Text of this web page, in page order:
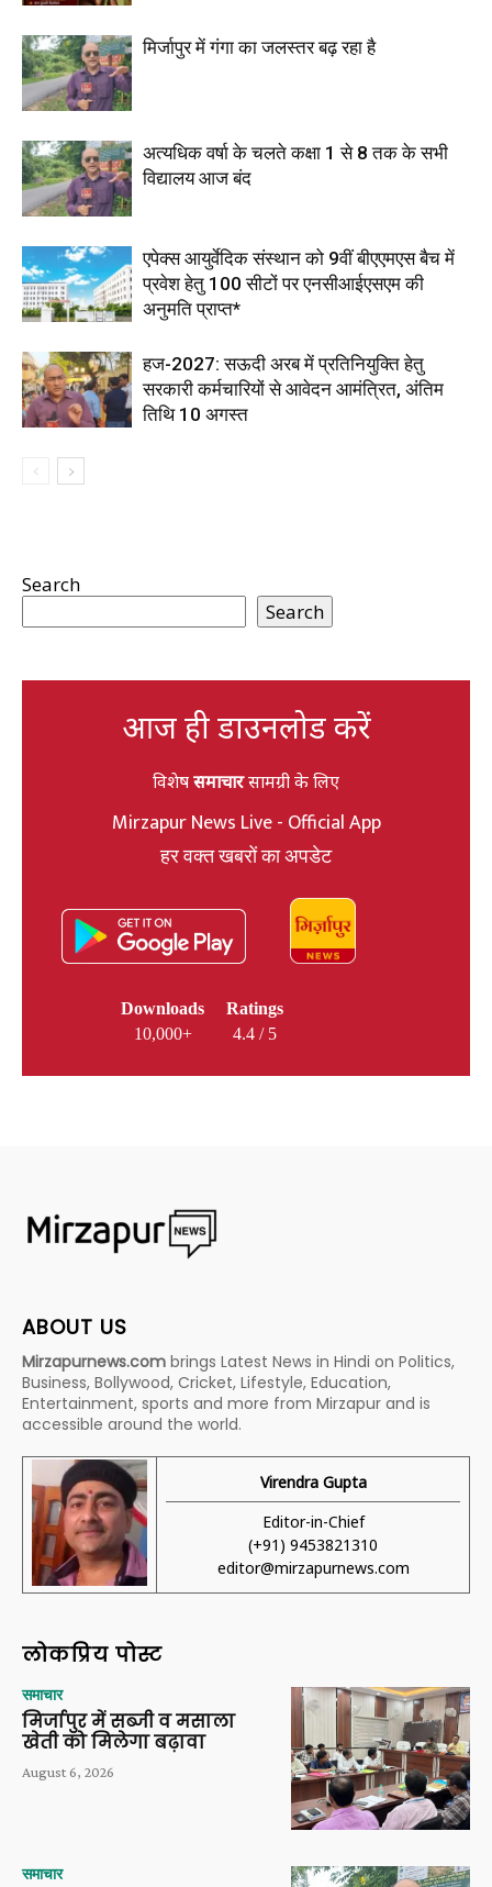
मिर्जापुर में गंगा का जलस्तर बढ़ रहा है
अत्यधिक वर्षा के चलते कक्षा 1 से 8 तक के सभी
विद्यालय आज बंद
एपेक्स आयुर्वेदिक संस्थान को 9वीं बीएएमएस बैच में
प्रवेश हेतु 100 सीटों पर एनसीआईएसएम की
अनुमति प्राप्त*
हज-2027: सऊदी अरब में प्रतिनियुक्ति हेतु
सरकारी कर्मचारियों से आवेदन आमंत्रित, अंतिम
तिथि 10 अगस्त
Search
Search
आज ही डाउनलोड करें
विशेषसमाचारसामग्री के लिए
Mirzapur News Live - Official App
हर वक्त खबरों का अपडेट
Downloads
10,000+
Ratings
4.4 / 5
ABOUT US
Mirzapurnews.com brings Latest News in Hindi on Politics,
Business, Bollywood, Cricket, Lifestyle, Education,
Entertainment, sports and more from Mirzapur and is
accessible around the world.
Virendra Gupta
Editor-in-Chief
(+91) 9453821310
editor@mirzapurnews.com
लोकप्रिय पोस्ट
समाचार
मिर्जापुर में सब्जी व मसाला
खेती को मिलेगा बढ़ावा
August 6, 2026
समाचार